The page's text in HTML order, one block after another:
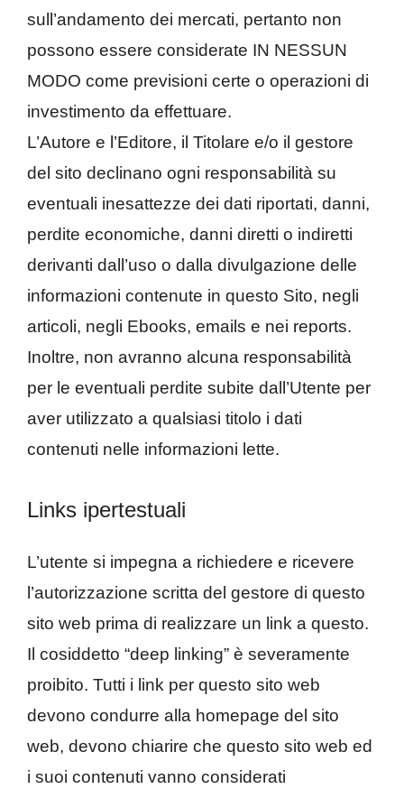
sull’andamento dei mercati, pertanto non
possono essere considerate IN NESSUN
MODO come previsioni certe o operazioni di
investimento da effettuare.
L’Autore e l’Editore, il Titolare e/o il gestore
del sito declinano ogni responsabilità su
eventuali inesattezze dei dati riportati, danni,
perdite economiche, danni diretti o indiretti
derivanti dall’uso o dalla divulgazione delle
informazioni contenute in questo Sito, negli
articoli, negli Ebooks, emails e nei reports.
Inoltre, non avranno alcuna responsabilità
per le eventuali perdite subite dall’Utente per
aver utilizzato a qualsiasi titolo i dati
contenuti nelle informazioni lette.
Links ipertestuali
L’utente si impegna a richiedere e ricevere
l’autorizzazione scritta del gestore di questo
sito web prima di realizzare un link a questo.
Il cosiddetto “deep linking” è severamente
proibito. Tutti i link per questo sito web
devono condurre alla homepage del sito
web, devono chiarire che questo sito web ed
i suoi contenuti vanno considerati